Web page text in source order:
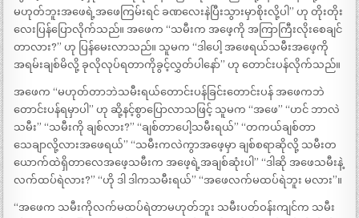
မဟုတ်ဘူးအဖေရဲ့အဖေကြမ်းရင် ခဏလေးနဲပြီးသွားမှာစိုးလို့ပါ” ဟု တိုးတိုး
လေးပြန်ပြောလိုက်သည်။ အဖေက “သမီးက အဖေ့ကို အကြာကြီးလိုးစေချင်
တာလား?” ဟု ပြန်မေးလာသည်။ သူမက “ဒါပေါ့ အဖေရယ်သမီးအဖေ့ကို
အရမ်းချစ်မိလို့ ခုလိုလုပ်ရတာကိုခွင့်လွှတ်ပါနော်” ဟု တောင်းပန်လိုက်သည်။
အဖေက “မဟုတ်တာဘဲသမီးရယ်တောင်းပန်ခြင်းတောင်းပန် အဖေကဘဲ
တောင်းပန်ရမှာပါ” ဟု ဆို့နင့်စွာပြောလာသဖြင့် သူမက “အဖေ” “ဟင် ဘာလဲ
သမီး” “သမီးကို ချစ်လား?” “ချစ်တာပေါ့သမီးရယ်” “တကယ်ချစ်တာ
သေချာလို့လားအဖေရယ်” “သမီးကလဲကွာအဖေ့မှာ ချစ်စရာဆိုလို့ သမီးတ
ယောက်ထဲရှိတာလေအဖေ့သမီးက အဖေ့ရဲ့အချစ်ဆုံးပါ” “ဒါဆို အဖေသမီးနဲ့
လက်ထပ်ရဲလား?” “ဟို ဒါ ဒါကသမီးရယ်” “အဖေလက်မထပ်ရဲဘူး မလား”။
“အဖေက သမီးကိုလက်မထပ်ရဲတာမဟုတ်ဘူး သမီးပတ်ဝန်းကျင်က သမီး